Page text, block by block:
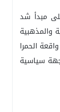
مبدأ شد
والمذهبية
الحمرا
جهة سياسية